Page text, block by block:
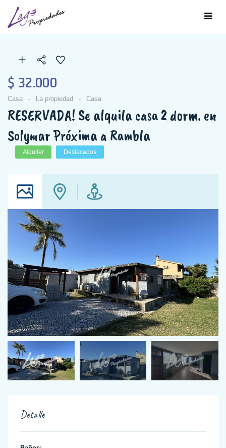
$ 32.000
Casa La propiedad Casa
RESERVADA! Se alquila casa 2 dorm. en
Solymar Próxima a Rambla
Alquiler Destacados
Detalle